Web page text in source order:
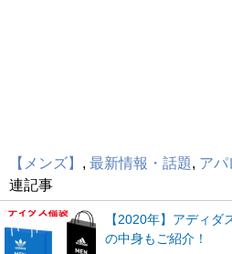
【メンズ】 最新情報・話題 アパ
連記事
【2020年】アディダ
の中身もご紹介！